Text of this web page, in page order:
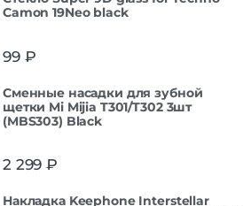
Camon 19Neo black
99₽
Сменные насадки для зубной
щетки Mi Mijia T301/T302 3шт
(MBS303) Black
2 299 ₽
Накладка Keephone Interstellar